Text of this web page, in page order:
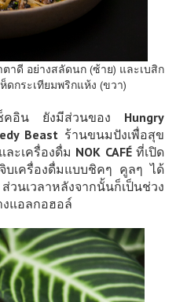
าดี อย่างสลัดนก (ซ้าย) และเบสิก
ดกระเทียมพริกแห้ง (ขวา)
ช็คอิน ยังมีส่วนของ Hungry
Beast ร้านขนมปังเพื่อสุข
ะเครื่องดื่ม NOK CAFÉที่เปิด
บเครื่องดื่มแบบชิคๆ คูลๆ ได้
เวลาหลังจากนั้นก็เป็นช่วง
แอลกอฮอล์